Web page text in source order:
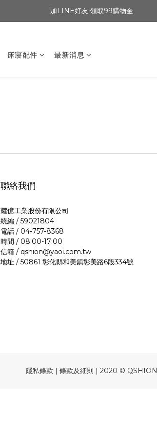
加LINE好友 領取99購物金
床寢配件 最新消息
聯絡我們
耀億工業股份有限公司
統編 / 59021804
電話 / 04-757-8368
時間 / 08:00-17:00
信箱 / qshion@yaoi.com.tw
地址 / 50861 彰化縣和美鎮彰美路6段334號
隱私條款 | 條款及細則 | 2020 © QSHION